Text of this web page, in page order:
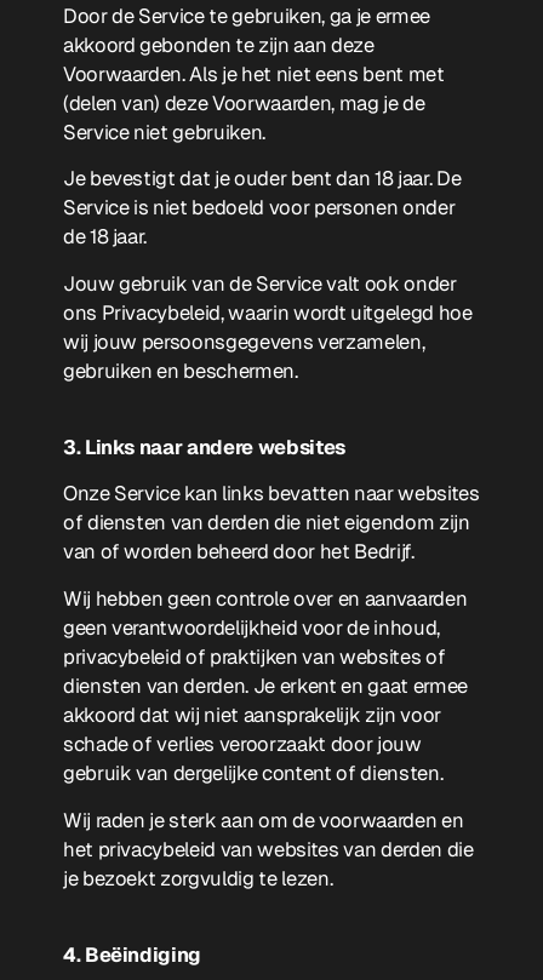
Door de Service te gebruiken, ga je ermee
akkoord gebonden te zijn aan deze
Voorwaarden. Als je het niet eens bent met
(delen van) deze Voorwaarden, mag je de
Service niet gebruiken.
Je bevestigt dat je ouder bent dan 18 jaar. De
Service is niet bedoeld voor personen onder
de 18 jaar.
Jouw gebruik van de Service valt ook onder
ons Privacybeleid, waarin wordt uitgelegd hoe
wij jouw persoonsgegevens verzamelen,
gebruiken en beschermen.
3. Links naar andere websites
Onze Service kan links bevatten naar websites
of diensten van derden die niet eigendom zijn
van of worden beheerd door het Bedrijf.
Wij hebben geen controle over en aanvaarden
geen verantwoordelijkheid voor de inhoud,
privacybeleid of praktijken van websites of
diensten van derden. Je erkent en gaat ermee
akkoord dat wij niet aansprakelijk zijn voor
schade of verlies veroorzaakt door jouw
gebruik van dergelijke content of diensten.
Wij raden je sterk aan om de voorwaarden en
het privacybeleid van websites van derden die
je bezoekt zorgvuldig te lezen.
4. Beëindiging